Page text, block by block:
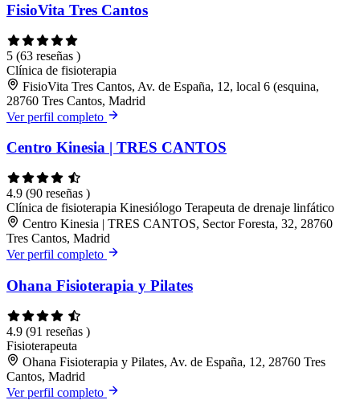
FisioVita Tres Cantos
5 (63 reseñas )
Clínica de fisioterapia
FisioVita Tres Cantos, Av. de España, 12, local 6 (esquina,
28760 Tres Cantos, Madrid
Ver perfil completo
Centro Kinesia | TRES CANTOS
4.9 (90 reseñas )
Clínica de fisioterapia Kinesiólogo Terapeuta de drenaje linfático
Centro Kinesia | TRES CANTOS, Sector Foresta, 32, 28760
Tres Cantos, Madrid
Ver perfil completo
Ohana Fisioterapia y Pilates
4.9 (91 reseñas )
Fisioterapeuta
Ohana Fisioterapia y Pilates, Av. de España, 12, 28760 Tres
Cantos, Madrid
Ver perfil completo